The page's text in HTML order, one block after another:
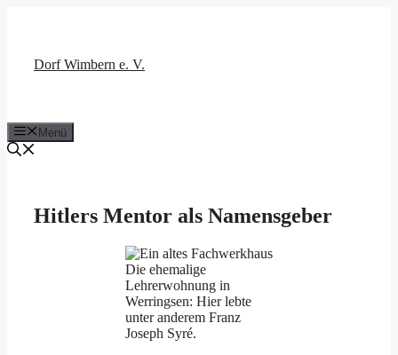
Dorf Wimbern e. V.
Menü
Hitlers Mentor als Namensgeber
Die ehemalige
Lehrerwohnung in
Werringsen: Hier lebte
unter anderem Franz
Joseph Syré.